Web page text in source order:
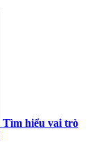
Tìm hiểu vai trò